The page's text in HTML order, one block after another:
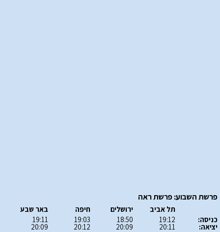
פרשת השבוע: פרשת ראה
כניסה:
יציאה:
תל אביב
19:12
20:11
ירושלים
18:50
20:09
חיפה
19:03
20:12
באר שבע
19:11
20:09